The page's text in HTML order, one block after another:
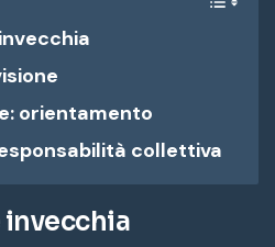
orientamento
collettiva
invecchia